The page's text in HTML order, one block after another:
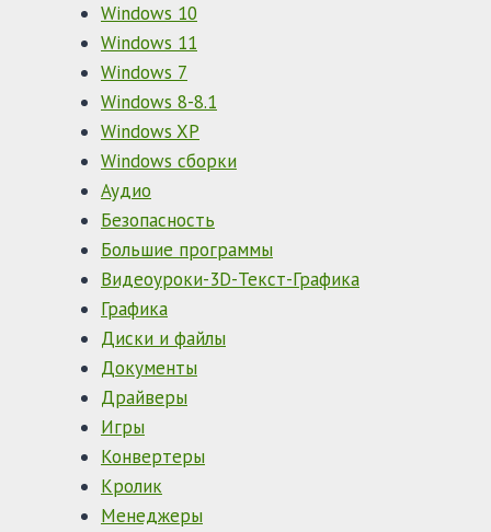
Windows 10
Windows 11
Windows 7
Windows 8-8.1
Windows XP
Windows сборки
Аудио
Безопасность
Большие программы
Видеоуроки-3D-Текст-Графика
Графика
Диски и файлы
Документы
Драйверы
Игры
Конвертеры
Кролик
Менеджеры